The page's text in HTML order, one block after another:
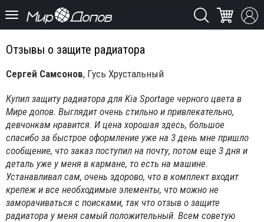
Отзывы о защите радиатора
Сергей Самсонов, Гусь Хрустальный
Купил защиту радиатора для Kia Sportage черного цвета в
Мире допов. Выглядит очень стильно и привлекательно,
девчонкам нравится. И цена хорошая здесь, большое
спасибо за быстрое оформление уже на 3 день мне пришло
сообщение, что заказ поступил на почту, потом еще 3 дня и
деталь уже у меня в кармане, то есть на машине.
Устанавливал сам, очень здорово, что в комплект входит
крепеж и все необходимые элементы, что можно не
заморачиваться с поисками, так что отзыв о защите
радиатора у меня самый положительный. Всем советую